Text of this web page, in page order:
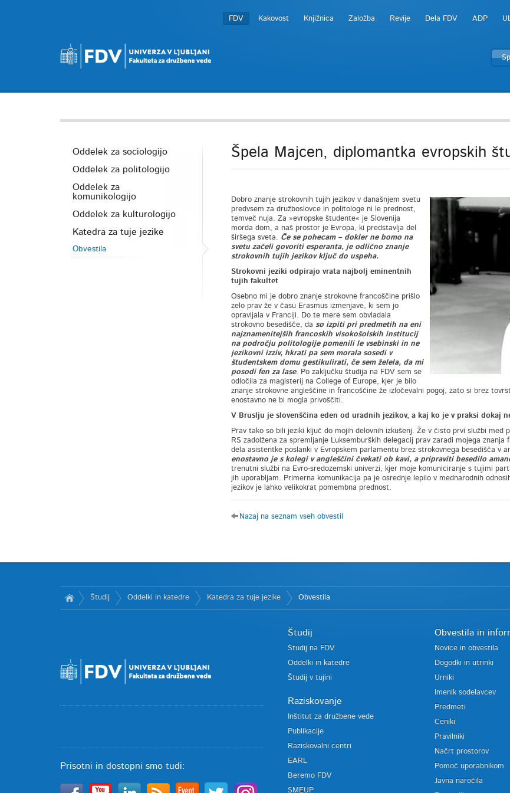
FDV Kakovost Knjižnica Založba Revije Dela FDV ADP
Oddelek za sociologijo
Oddelek za politologijo
Oddelek za
komunikologijo
Oddelek za kulturologijo
Katedra za tuje jezike
Obvestila
Špela Majcen, diplomantka evropskih
Dobro znanje strokovnih tujih jezikov v današnjem svetu
predvsem za družboslovce in politologe ni le prednost,
temveč nuja. Za »evropske študente« je Slovenija
morda dom, a naš prostor je Evropa, ki predstavlja del
širšega sveta. Če se pohecam – dokler ne bomo na
svetu začeli govoriti esperanta, je odlično znanje
strokovnih tujih jezikov ključ do uspeha.
Strokovni jeziki odpirajo vrata najbolj eminentnih
tujih fakultet
Osebno mi je dobro znanje strokovne francoščine prišlo
zelo prav že v času Erasmus izmenjave, ki sem jo
opravljala v Franciji. Do te mere sem obvladala
strokovno besedišče, da so izpiti pri predmetih na eni
najznamenitejših francoskih visokošolskih institucij
na področju politologije pomenili le vsebinski in ne
jezikovni izziv, hkrati pa sem morala sosedi v
študentskem domu gestikulirati, če sem želela, da mi
posodi fen za lase. Po zaključku študija na FDV sem se
odločila za magisterij na College of Europe, kjer je bilo
znanje strokovne angleščine in francoščine že izločevalni pogoj, zato si brez
enostavno ne bi mogla privoščiti.
V Bruslju je slovenščina eden od uradnih jezikov, a kaj ko je v praksi dokaj
Prav tako so bili jeziki ključ do mojih delovnih izkušenj. Že v čisto prvi službi med
RS zadolžena za spremljanje Luksemburških delegacij prav zaradi mojega
dela asistentke poslanki v Evropskem parlamentu brez strokovnega besedišča v
enostavno je s kolegi v angleščini čvekati ob kavi, a pripraviti besedilo
trenutni službi na Evro-sredozemski univerzi, kjer moje komuniciranje s tujimi
jih uporabljam. Primerna komunikacija pa je osrednje lepilo v mednarodnih
jezikov je lahko velikokrat pomembna prednost.
Nazaj na seznam vseh obvestil
Študij Oddelki in katedre Katedra za tuje jezike Obvestila
Prisotni in dostopni smo tudi:
Študij
Študij na FDV
Oddelki in katedre
Študij v tujini
Raziskovanje
Inštitut za družbene vede
Publikacije
Raziskovalni centri
EARL
Beremo FDV
SMEUP
Obvestila in
Novice in obvestila
Dogodki in utrinki
Urniki
Imenik sodelavcev
Predmeti
Ceniki
Pravilniki
Načrt prostorov
Pomoč uporabnikom
Javna naročila